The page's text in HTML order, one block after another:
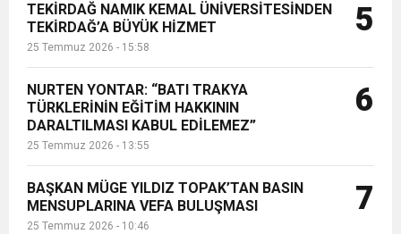
TEKİRDAĞ NAMIK KEMAL ÜNİVERSİTESİNDEN
TEKİRDAĞ’A BÜYÜK HİZMET
25 Temmuz 2026 - 15:58
5
NURTEN YONTAR: “BATI TRAKYA
TÜRKLERİNİN EĞİTİM HAKKININ
DARALTILMASI KABUL EDİLEMEZ”
25 Temmuz 2026 - 13:55
6
BAŞKAN MÜGE YILDIZ TOPAK’TAN BASIN
MENSUPLARINA VEFA BULUŞMASI
25 Temmuz 2026 - 10:46
7